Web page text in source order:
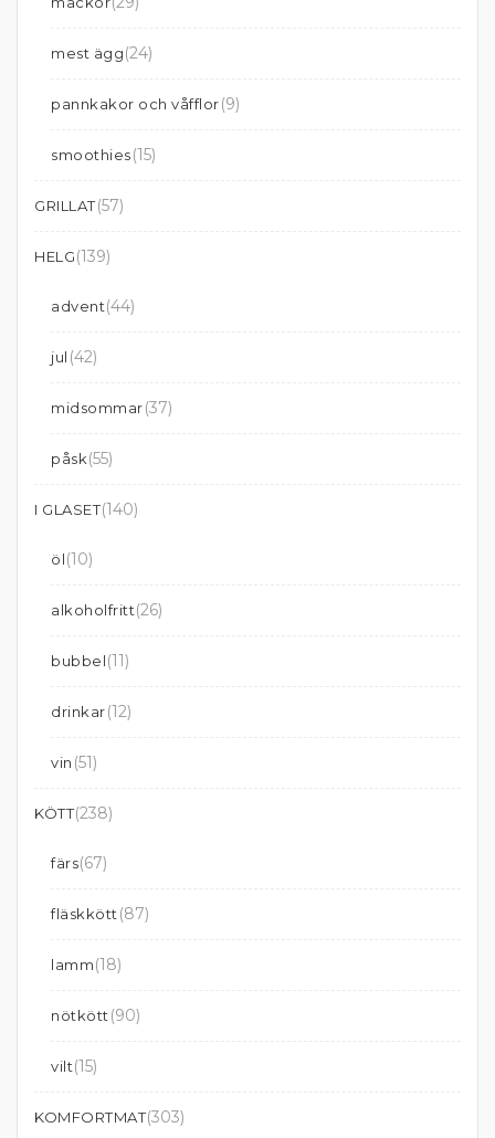
mest ägg(24)
pannkakor och våfflor(9)
smoothies(15)
GRILLAT(57)
HELG(139)
advent(44)
jul (42)
midsommar(37)
påsk(55)
I GLASET(140)
öl(10)
alkoholfritt(26)
bubbel(11)
drinkar(12)
vin (51)
KÖTT(238)
färs(67)
fläskkött (87)
lamm(18)
nötkött (90)
vilt(15)
KOMFORTMAT(303)